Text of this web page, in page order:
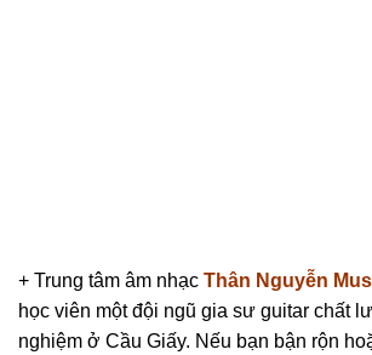
+ Trung tâm âm nhạc Thân Nguyễn
học viên một đội ngũ gia sư guitar chất
nghiệm ở Cầu Giấy. Nếu bạn bận rộn